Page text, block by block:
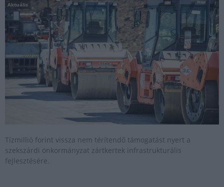
Aktuális
Tízmillió forint vissza nem térítendő támogatást nyert a
szekszárdi önkormányzat zártkertek infrastrukturális
fejlesztésére.